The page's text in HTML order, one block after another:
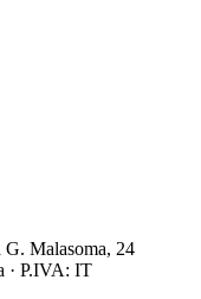
G. Malasoma, 24
· P.IVA: IT